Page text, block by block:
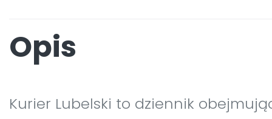
Opis
Kurier Lubelski to dziennik